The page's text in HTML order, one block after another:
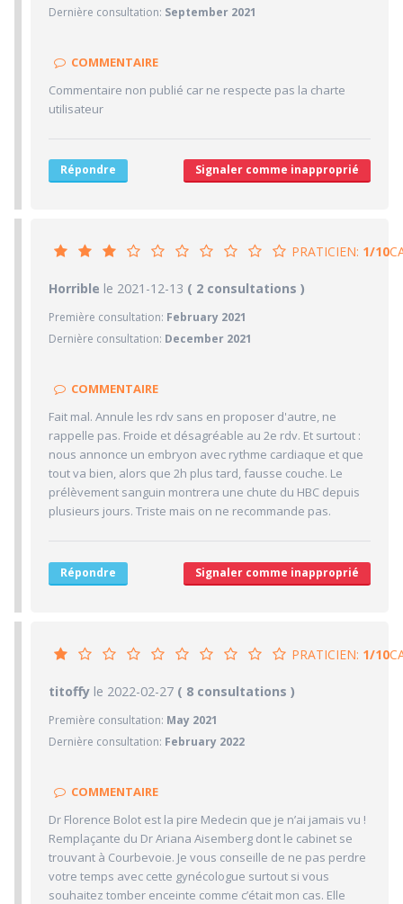
1/10 Sympathie
3/10 Ponctualité/Temps en salle d'attente/Retard
5/10 Desserte par les transports en commun
5/10 Stationnements alentours
Dernière consultation: September 2021
COMMENTAIRE
Commentaire non publié car ne respecte pas la charte
utilisateur
Répondre Signaler comme inapproprié
PRATICIEN: 1/10
PRATICIEN1/10
1/10 Confiance accordée
1/10 Sympathie
Ponctualité/Temps en salle d'attente/Retard
CABINET/LOCAUX5/10
8/10 Desserte par les transports en commun
2/10 Stationnements alentours
Horrible le 2021-12-13 ( 2 consultations )
Première consultation: February 2021
Dernière consultation: December 2021
COMMENTAIRE
Fait mal. Annule les rdv sans en proposer d'autre, ne
rappelle pas. Froide et désagréable au 2e rdv. Et surtout :
nous annonce un embryon avec rythme cardiaque et que
tout va bien, alors que 2h plus tard, fausse couche. Le
prélèvement sanguin montrera une chute du HBC depuis
plusieurs jours. Triste mais on ne recommande pas.
Répondre Signaler comme inapproprié
PRATICIEN: 1/10
PRATICIEN1/10
1/10 Confiance accordée
1/10 Sympathie
Ponctualité/Temps en salle d'attente/Retard
CABINET/LOCAUX1.3/10
1/10 Desserte par les transports en commun
titoffy le 2022-02-27 ( 8 consultations )
Première consultation: May 2021
Dernière consultation: February 2022
COMMENTAIRE
Dr Florence Bolot est la pire Medecin que je n’ai jamais vu !
Remplaçante du Dr Ariana Aisemberg dont le cabinet se
trouvant à Courbevoie. Je vous conseille de ne pas perdre
votre temps avec cette gynécologue surtout si vous
souhaitez tomber enceinte comme c’était mon cas. Elle